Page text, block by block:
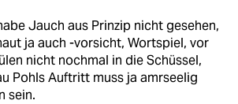
Jauch aus Prinzip nicht gesehen,
ja auch -vorsicht, Wortspiel, vor
nicht nochmal in die Schüssel,
Pohls Auftritt muss ja amrseelig
sein.